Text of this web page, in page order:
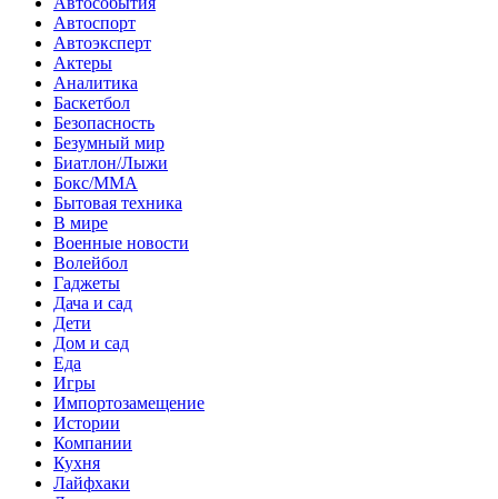
Автоспорт
Автоэксперт
Актеры
Аналитика
Баскетбол
Безопасность
Безумный мир
Биатлон/Лыжи
Бокс/MMA
Бытовая техника
В мире
Военные новости
Волейбол
Гаджеты
Дача и сад
Дети
Дом и сад
Еда
Игры
Импортозамещение
Истории
Компании
Кухня
Лайфхаки